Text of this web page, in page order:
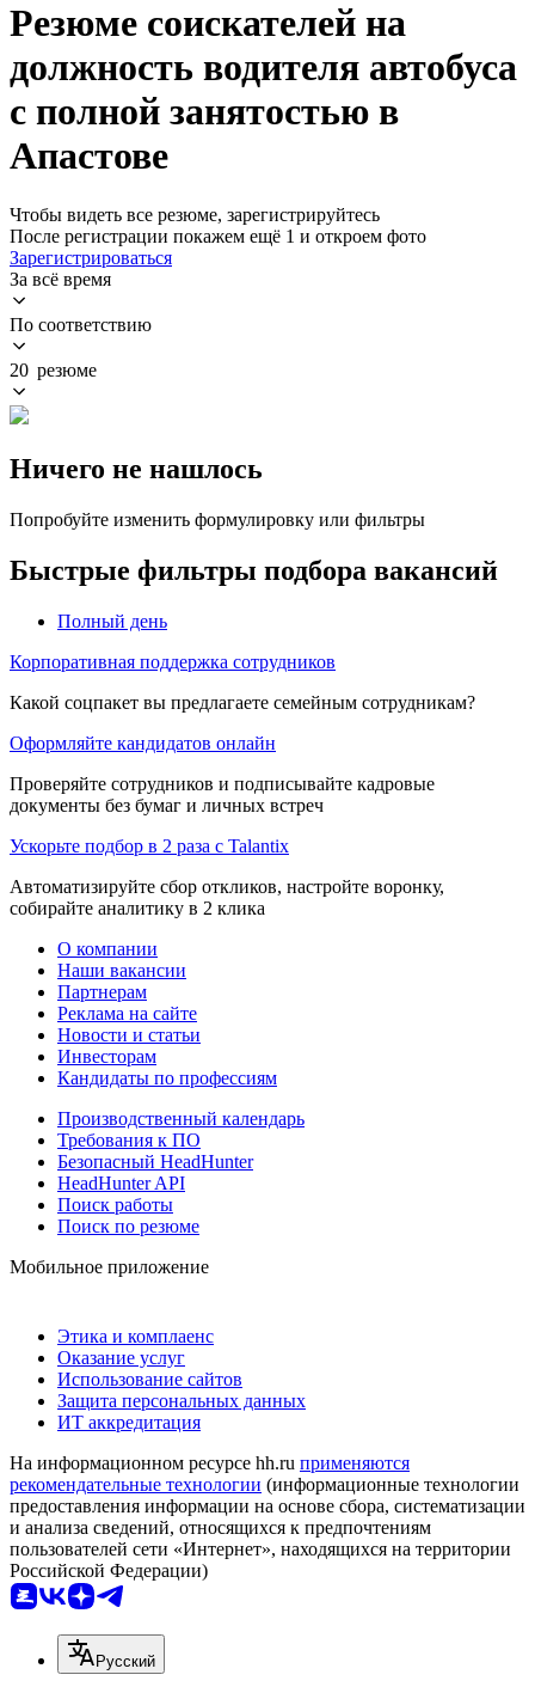
Резюме соискателей на
должность водителя автобуса
с полной занятостью в
Апастове
Чтобы видеть все резюме, зарегистрируйтесь
После регистрации покажем ещё 1 и откроем фото
Зарегистрироваться
За всё время
По соответствию
20 резюме
Ничего не нашлось
Попробуйте изменить формулировку или фильтры
Быстрые фильтры подбора вакансий
Полный день
Корпоративная поддержка сотрудников
Какой соцпакет вы предлагаете семейным сотрудникам?
Оформляйте кандидатов онлайн
Проверяйте сотрудников и подписывайте кадровые
документы без бумаг и личных встреч
Ускорьте подбор в 2 раза с Talantix
Автоматизируйте сбор откликов, настройте воронку,
собирайте аналитику в 2 клика
О компании
Наши вакансии
Партнерам
Реклама на сайте
Новости и статьи
Инвесторам
Кандидаты по профессиям
Производственный календарь
Требования к ПО
Безопасный HeadHunter
HeadHunter API
Поиск работы
Поиск по резюме
Мобильное приложение
Этика и комплаенс
Оказание услуг
Использование сайтов
Защита персональных данных
ИТ аккредитация
На информационном ресурсе hh.ru применяются
рекомендательные технологии (информационные технологии
предоставления информации на основе сбора, систематизации
и анализа сведений, относящихся к предпочтениям
пользователей сети «Интернет», находящихся на территории
Российской Федерации)
Русский